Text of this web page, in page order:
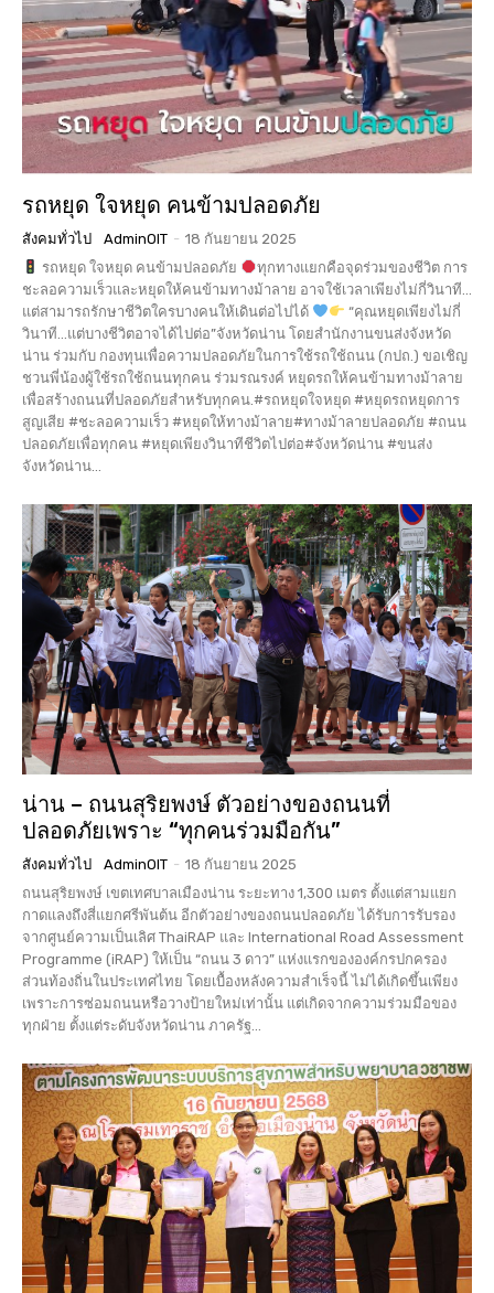
รถหยุด ใจหยุด คนข้ามปลอดภัย
สังคมทั่วไป AdminOIT - 18 กันยายน 2025
รถหยุด ใจหยุด คนข้ามปลอดภัย
ทุกทางแยกคือจุดร่วมของชีวิต การ
ชะลอความเร็วและหยุดให้คนข้ามทางม้าลาย อาจใช้เวลาเพียงไม่กี่วินาที...
แต่สามารถรักษาชีวิตใครบางคนให้เดินต่อไปได้
“คุณหยุดเพียงไม่กี่
วินาที…แต่บางชีวิตอาจได้ไปต่อ”จังหวัดน่าน โดยสำนักงานขนส่งจังหวัด
น่าน ร่วมกับ กองทุนเพื่อความปลอดภัยในการใช้รถใช้ถนน (กปถ.) ขอเชิญ
ชวนพี่น้องผู้ใช้รถใช้ถนนทุกคน ร่วมรณรงค์ หยุดรถให้คนข้ามทางม้าลาย
เพื่อสร้างถนนที่ปลอดภัยสำหรับทุกคน.#รถหยุดใจหยุด #หยุดรถหยุดการ
สูญเสีย #ชะลอความเร็ว #หยุดให้ทางม้าลาย#ทางม้าลายปลอดภัย #ถนน
ปลอดภัยเพื่อทุกคน #หยุดเพียงวินาทีชีวิตไปต่อ#จังหวัดน่าน #ขนส่ง
จังหวัดน่าน...
น่าน – ถนนสุริยพงษ์ ตัวอย่างของถนนที่
ปลอดภัยเพราะ “ทุกคนร่วมมือกัน”
สังคมทั่วไป AdminOIT - 18 กันยายน 2025
ถนนสุริยพงษ์ เขตเทศบาลเมืองน่าน ระยะทาง 1,300 เมตร ตั้งแต่สามแยก
กาดแลงถึงสี่แยกศรีพันต้น อีกตัวอย่างของถนนปลอดภัย ได้รับการรับรอง
จากศูนย์ความเป็นเลิศ ThaiRAP และ International Road Assessment
Programme (iRAP) ให้เป็น “ถนน 3 ดาว” แห่งแรกขององค์กรปกครอง
ส่วนท้องถิ่นในประเทศไทย โดยเบื้องหลังความสำเร็จนี้ ไม่ได้เกิดขึ้นเพียง
เพราะการซ่อมถนนหรือวางป้ายใหม่เท่านั้น แต่เกิดจากความร่วมมือของ
ทุกฝ่าย ตั้งแต่ระดับจังหวัดน่าน ภาครัฐ...